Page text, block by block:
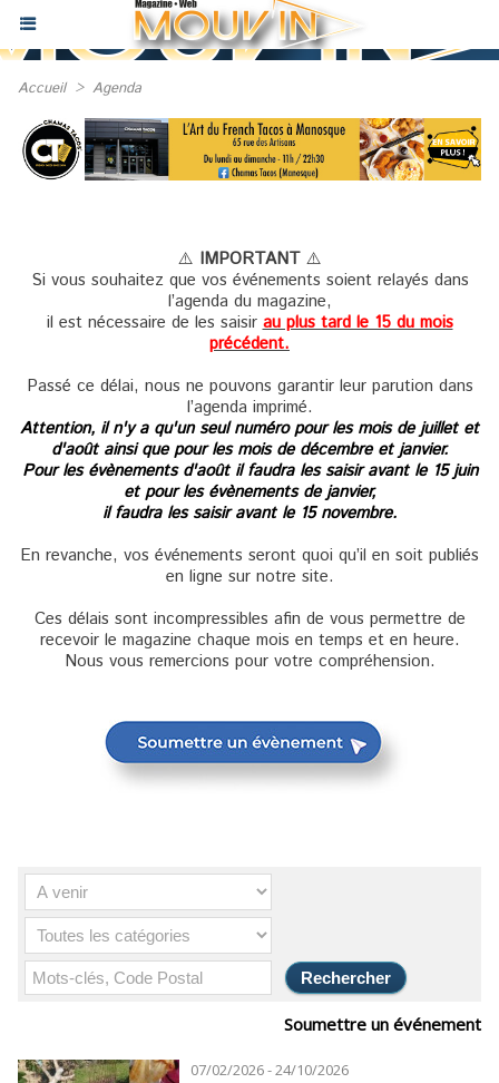
Accueil > Agenda
⚠️ IMPORTANT⚠️
Si vous souhaitez que vos événements soient relayés dans
l’agenda du magazine,
il est nécessaire de les saisir au plus tard le 15 du mois
précédent.
Passé ce délai, nous ne pouvons garantir leur parution dans
l’agenda imprimé.
Attention, il n'y a qu'un seul numéro pour les mois de juillet et
d'août ainsi que pour les mois de décembre et janvier.
Pour les évènements d'août il faudra les saisir avant le 15 juin
et pour les évènements de janvier,
il faudra les saisir avant le 15 novembre.
En revanche, vos événements seront quoi qu’il en soit publiés
en ligne sur notre site.
Ces délais sont incompressibles afin de vous permettre de
recevoir le magazine chaque mois en temps et en heure.
Nous vous remercions pour votre compréhension.
Soumettre un événement
07/02/2026 - 24/10/2026